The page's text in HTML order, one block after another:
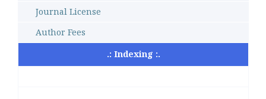
Journal License
Author Fees
.: Indexing :.